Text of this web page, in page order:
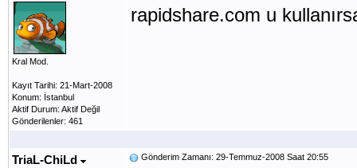
Kral Mod.
Kayıt Tarihi: 21-Mart-2008
Konum: İstanbul
Aktif Durum: Aktif Değil
Gönderilenler: 461
rapidshare.com u
TriaL-ChiLd Gönderim Zamanı: 29-Temmuz-2008 Saat 20:55